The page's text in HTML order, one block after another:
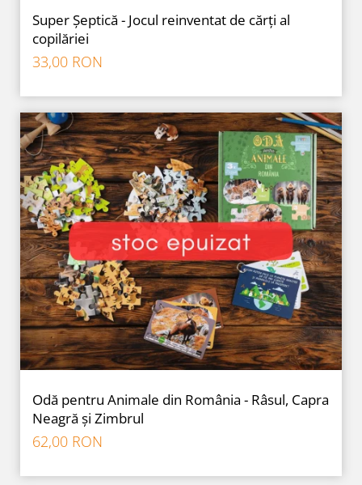
Super Șeptică - Jocul reinventat de cărți al
copilăriei
33,00 RON
Odă pentru Animale din România - Râsul, Capra
Neagră și Zimbrul
62,00 RON